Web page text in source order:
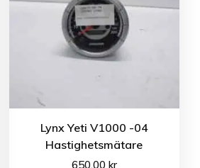
Lynx Yeti V1000 -04
Hastighetsmätare
650.00 kr